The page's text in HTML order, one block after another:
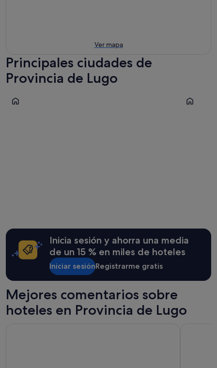
Ver mapa
Principales ciudades de
Provincia de Lugo
Lugo Sarria
Inicia sesión y ahorra una media
de un 15 % en miles de hoteles
Iniciar sesiónRegistrarme gratis
Mejores comentarios sobre
hoteles en Provincia de Lugo